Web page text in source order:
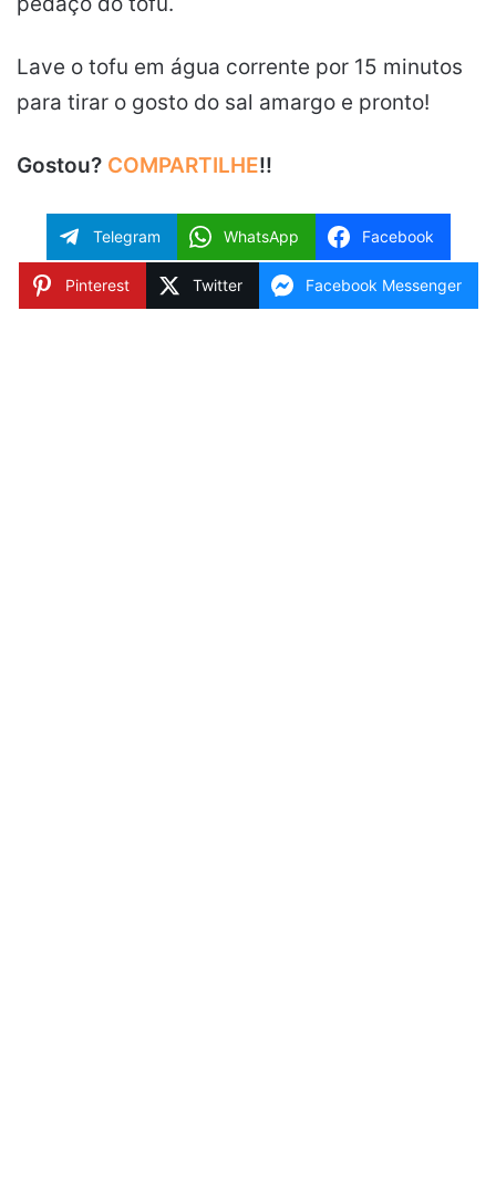
Lave o tofu em água corrente por 15 minutos
para tirar o gosto do sal amargo e pronto!
Gostou? COMPARTILHE!!
Telegram WhatsApp Facebook
Pinterest Twitter Facebook Messenger